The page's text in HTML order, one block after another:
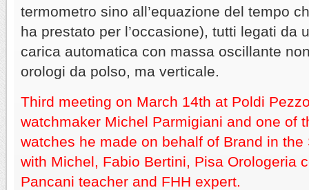
termometro sino all’equazione del tempo
ha prestato per l’occasione), tutti legati da
carica automatica con massa oscillante
orologi da polso, ma verticale.
Third meeting on March 14th at Poldi
watchmaker Michel Parmigiani and one of
watches he made on behalf of Brand in
with Michel, Fabio Bertini, Pisa Orologeria
Pancani teacher and FHH expert.